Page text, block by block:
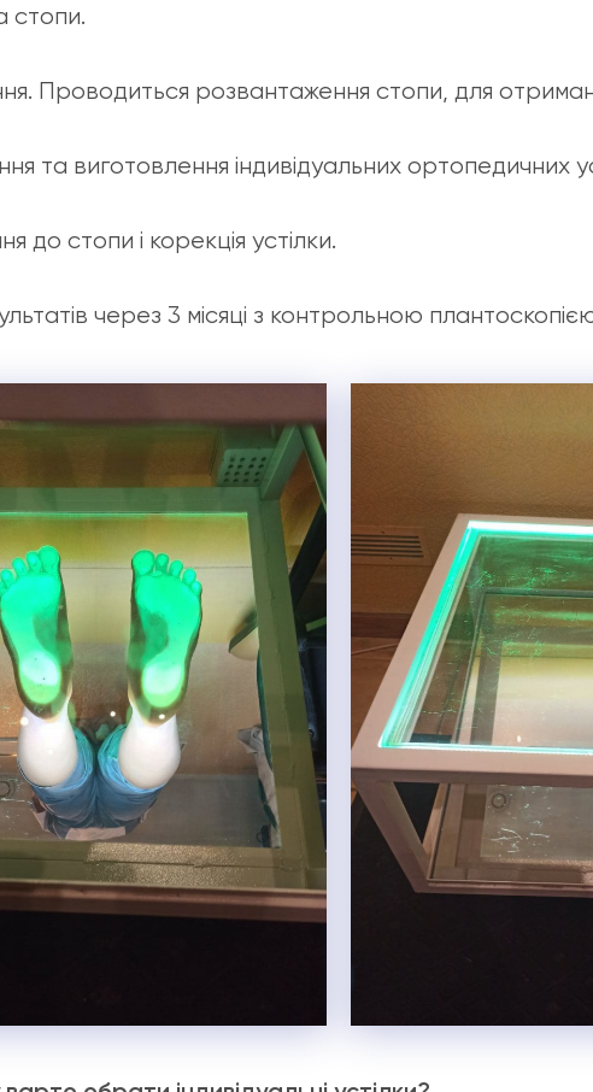
стопи.
Проводиться розвантаження стопи, для
та виготовлення індивідуальних ортопедичних
до стопи і корекція устілки.
через 3 місяці з контрольною